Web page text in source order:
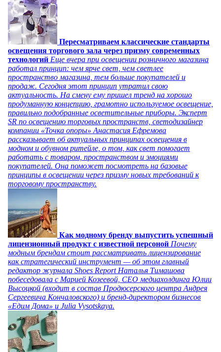
Пересматриваем классические стандарты
освещения торгового зала через призму современных
технологий Еще вчера при освещении розничного магазина
работал принцип: чем ярче свет, чем светлее
пространство магазина, тем больше покупателей и
продаж. Сегодня этот принцип утратил свою
актуальность. На смену ему пришел тренд на хорошо
продуманную концепцию, грамотно используемое освещение,
правильно подобранные осветительные приборы. Эксперт
SR по освещению торговых пространств, светодизайнер
компании «Точка опоры» Анастасия Ефремова
рассказывает об актуальных принципах освещения в
модном и обувном ритейле, о том, как свет помогает
работать с товаром, пространством и эмоциями
покупателей. Она поможет посмотреть на базовые
принципы в освещении через призму новых требований к
торговому пространству.
Как модному бренду выпустить успешный
лицензионный продукт с известной персоной Почему
модным брендам стоит рассматривать лицензирование
как стратегический инструмент — об этом главный
редактор журнала Shoes Report Наталья Тимашова
побеседовала с Марией Козеевой, СЕО медиахолдинга Юлии
Высоцкой (входит в состав Продюсерского центра Андрея
Сергеевича Кончаловского) и бренд-директором бизнесов
«Едим Дома» и Julia Vysotskaya.